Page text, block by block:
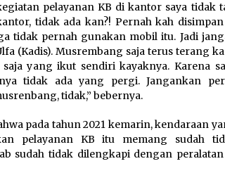
pelayanan KB di kantor saya tidak
tidak ada kan?! Pernah kah
tidak pernah gunakan mobil itu. Jadi
(Kadis). Musrembang saja terus terang
yang ikut sendiri kayaknya. Karena
tidak ada yang pergi. Jangankan
tidak,” bebernya.
pada tahun 2021 kemarin, kendaraan
pelayanan KB itu memang sudah
sudah tidak dilengkapi dengan